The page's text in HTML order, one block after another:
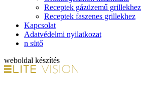
Receptek gázüzemű grillekhez
Receptek faszenes grillekhez
Kapcsolat
Adatvédelmi nyilatkozat
n sütő
weboldal készítés